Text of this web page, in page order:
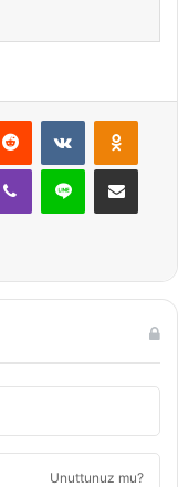
Reddit VKontakte
Viber Line E-Posta ile
Unuttunuz mu?